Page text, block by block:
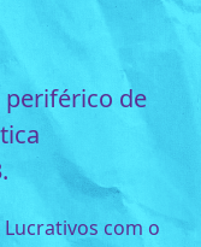
de
Lucrativos com o